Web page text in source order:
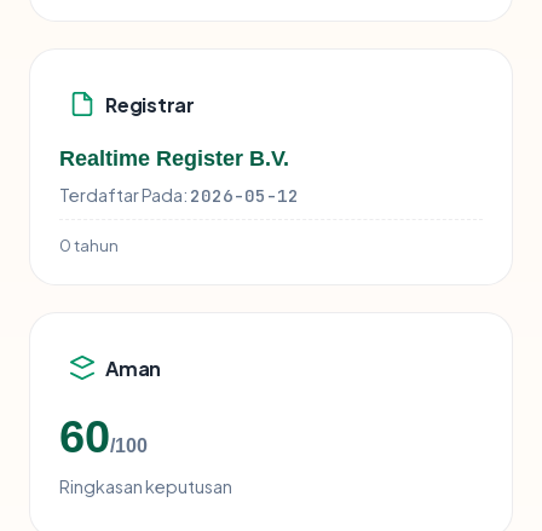
Registrar
Realtime Register B.V.
Terdaftar Pada: 2026-05-12
0 tahun
Aman
60/100
Ringkasan keputusan